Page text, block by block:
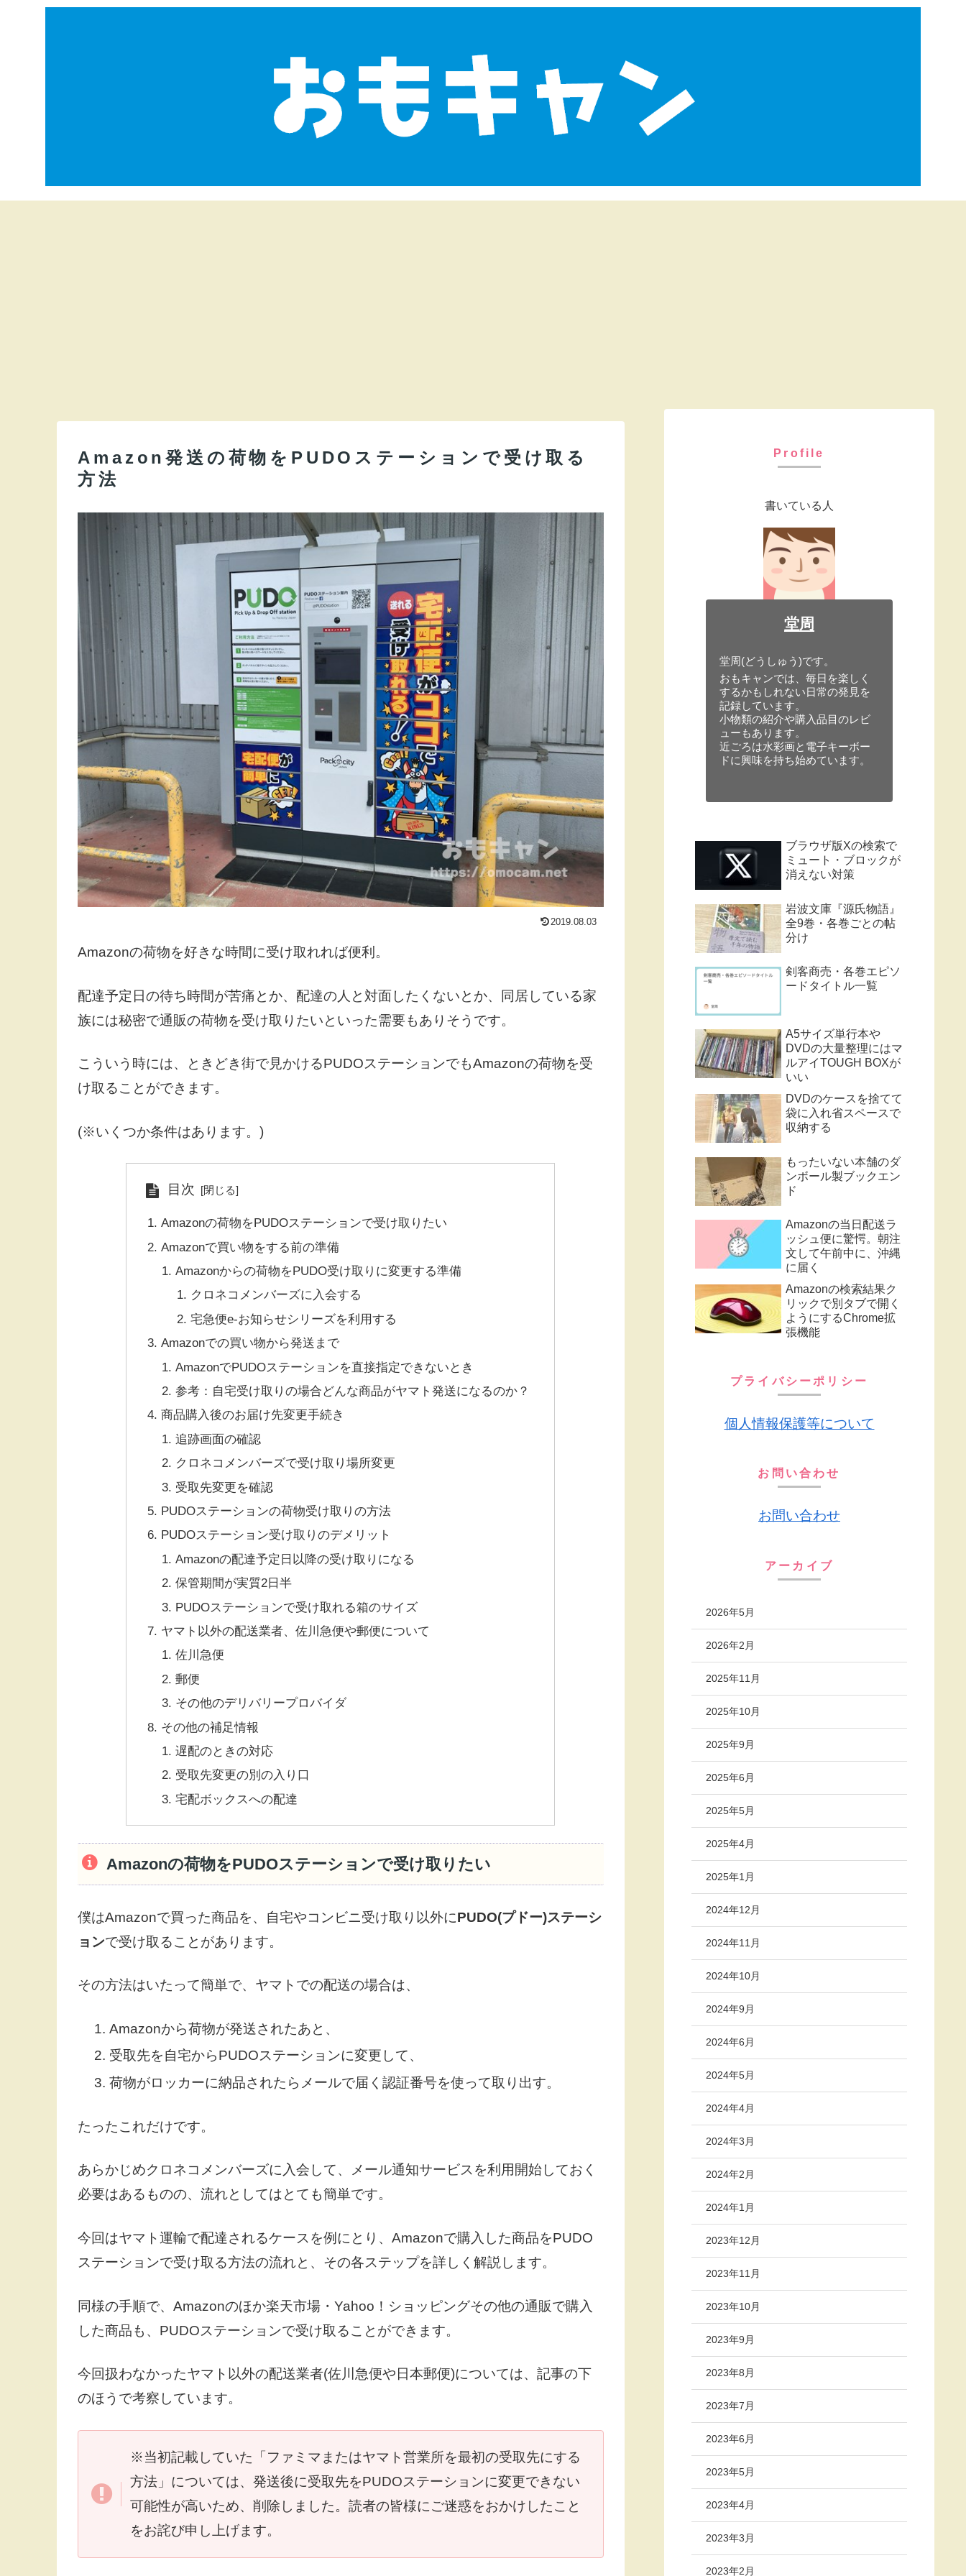
Amazon発送の荷物をPUDOステーションで受け取る
方法
2019.08.03
Amazonの荷物を好きな時間に受け取れれば便利。
配達予定日の待ち時間が苦痛とか、配達の人と対面したくないとか、同居している家
族には秘密で通販の荷物を受け取りたいといった需要もありそうです。
こういう時には、ときどき街で見かけるPUDOステーションでもAmazonの荷物を受
け取ることができます。
(※いくつか条件はあります。)
目次
Amazonの荷物をPUDOステーションで受け取りたい
Amazonで買い物をする前の準備
Amazonからの荷物をPUDO受け取りに変更する準備
クロネコメンバーズに入会する
宅急便e-お知らせシリーズを利用する
Amazonでの買い物から発送まで
AmazonでPUDOステーションを直接指定できないとき
参考：自宅受け取りの場合どんな商品がヤマト発送になるのか？
商品購入後のお届け先変更手続き
追跡画面の確認
クロネコメンバーズで受け取り場所変更
受取先変更を確認
PUDOステーションの荷物受け取りの方法
PUDOステーション受け取りのデメリット
Amazonの配達予定日以降の受け取りになる
保管期間が実質2日半
PUDOステーションで受け取れる箱のサイズ
ヤマト以外の配送業者、佐川急便や郵便について
佐川急便
郵便
その他のデリバリープロバイダ
その他の補足情報
遅配のときの対応
受取先変更の別の入り口
宅配ボックスへの配達
Amazonの荷物をPUDOステーションで受け取りたい
僕はAmazonで買った商品を、自宅やコンビニ受け取り以外にPUDO(プドー)ステーシ
ョンで受け取ることがあります。
その方法はいたって簡単で、ヤマトでの配送の場合は、
Amazonから荷物が発送されたあと、
受取先を自宅からPUDOステーションに変更して、
荷物がロッカーに納品されたらメールで届く認証番号を使って取り出す。
たったこれだけです。
あらかじめクロネコメンバーズに入会して、メール通知サービスを利用開始しておく
必要はあるものの、流れとしてはとても簡単です。
今回はヤマト運輸で配達されるケースを例にとり、Amazonで購入した商品をPUDO
ステーションで受け取る方法の流れと、その各ステップを詳しく解説します。
同様の手順で、Amazonのほか楽天市場・Yahoo！ショッピングその他の通販で購入
した商品も、PUDOステーションで受け取ることができます。
今回扱わなかったヤマト以外の配送業者(佐川急便や日本郵便)については、記事の下
のほうで考察しています。
※当初記載していた「ファミマまたはヤマト営業所を最初の受取先にする
方法」については、発送後に受取先をPUDOステーションに変更できない
可能性が高いため、削除しました。読者の皆様にご迷惑をおかけしたこと
をお詫び申し上げます。
Profile
書いている人
堂周
堂周(どうしゅう)です。
おもキャンでは、毎日を楽しく
するかもしれない日常の発見を
記録しています。
小物類の紹介や購入品目のレビ
ューもあります。
近ごろは水彩画と電子キーボー
ドに興味を持ち始めています。
ブラウザ版Xの検索で
ミュート・ブロックが
消えない対策
岩波文庫『源氏物語』
全9巻・各巻ごとの帖
分け
剣客商売・各巻エピソ
ードタイトル一覧
A5サイズ単行本や
DVDの大量整理にはマ
ルアイTOUGH BOXが
いい
DVDのケースを捨てて
袋に入れ省スペースで
収納する
もったいない本舗のダ
ンボール製ブックエン
ド
Amazonの当日配送ラ
ッシュ便に驚愕。朝注
文して午前中に、沖縄
に届く
Amazonの検索結果ク
リックで別タブで開く
ようにするChrome拡
張機能
プライバシーポリシー
個人情報保護等について
お問い合わせ
お問い合わせ
アーカイブ
2026年5月
2026年2月
2025年11月
2025年10月
2025年9月
2025年6月
2025年5月
2025年4月
2025年1月
2024年12月
2024年11月
2024年10月
2024年9月
2024年6月
2024年5月
2024年4月
2024年3月
2024年2月
2024年1月
2023年12月
2023年11月
2023年10月
2023年9月
2023年8月
2023年7月
2023年6月
2023年5月
2023年4月
2023年3月
2023年2月